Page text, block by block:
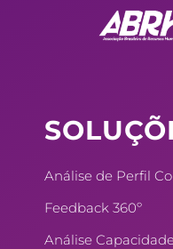
b
Análise de Perfil
Feedback 360º
Análise